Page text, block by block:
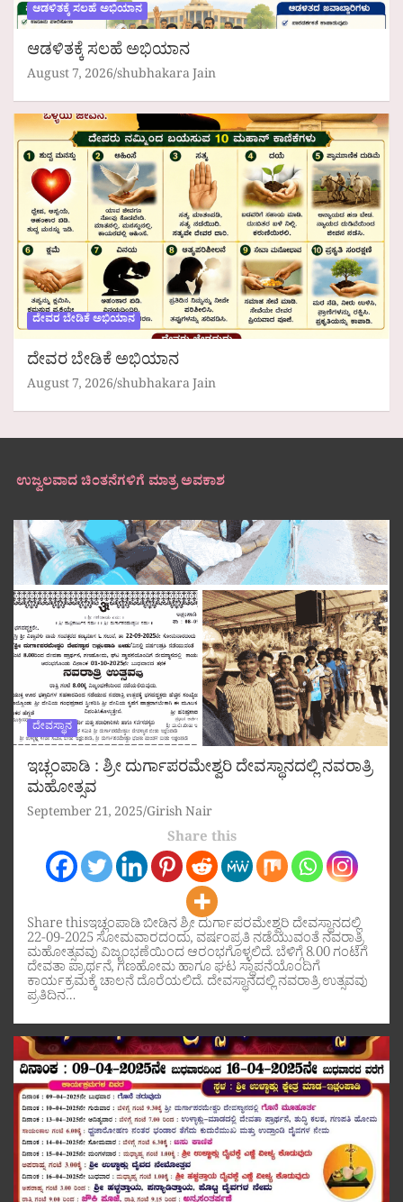
ಆಡಳಿತಕ್ಕೆ ಸಲಹೆ ಅಭಿಯಾನ
ಆಡಳಿತಕ್ಕೆ ಸಲಹೆ ಅಭಿಯಾನ
August 7, 2026 shubhakara Jain
ದೇವರ ಬೇಡಿಕೆ ಅಭಿಯಾನ
ದೇವರ ಬೇಡಿಕೆ ಅಭಿಯಾನ
August 7, 2026 shubhakara Jain
ಉಜ್ವಲವಾದ ಚಿಂತನೆಗಳಿಗೆ ಮಾತ್ರ ಅವಕಾಶ
ದೇವಸ್ಥಾನ
ಇಚ್ಲಂಪಾಡಿ : ಶ್ರೀ ದುರ್ಗಾಪರಮೇಶ್ವರಿ ದೇವಸ್ಥಾನದಲ್ಲಿ ನವರಾತ್ರಿ
ಮಹೋತ್ಸವ
September 21, 2025 Girish Nair
Share this
Share thisಇಚ್ಲಂಪಾಡಿ ಬೀಡಿನ ಶ್ರೀ ದುರ್ಗಾಪರಮೇಶ್ವರಿ ದೇವಸ್ಥಾನದಲ್ಲಿ
22-09-2025 ಸೋಮವಾರದಂದು, ವರ್ಷಂಪ್ರತಿ ನಡೆಯುವಂತೆ ನವರಾತ್ರಿ
ಮಹೋತ್ಸವವು ವಿಜೃಂಭಣೆಯಿಂದ ಆರಂಭಗೊಳ್ಳಲಿದೆ. ಬೆಳಿಗ್ಗೆ 8.00 ಗಂಟೆಗೆ
ದೇವತಾ ಪ್ರಾರ್ಥನೆ, ಗಣಹೋಮ ಹಾಗೂ ಘಟ ಸ್ಥಾಪನೆಯೊಂದಿಗೆ
ಕಾರ್ಯಕ್ರಮಕ್ಕೆ ಚಾಲನೆ ದೊರೆಯಲಿದೆ. ದೇವಸ್ಥಾನದಲ್ಲಿ ನವರಾತ್ರಿ ಉತ್ಸವವು
ಪ್ರತಿದಿನ…